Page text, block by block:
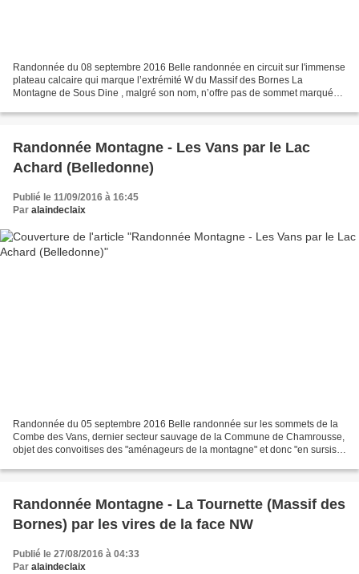
Randonnée du 08 septembre 2016 Belle randonnée en circuit sur l'immense
plateau calcaire qui marque l’extrémité W du Massif des Bornes La
Montagne de Sous Dine , malgré son nom, n’offre pas de sommet marqué
Randonnée Montagne - Les Vans par le Lac
Achard (Belledonne)
Publié le 11/09/2016 à 16:45
Par alaindeclaix
Randonnée du 05 septembre 2016 Belle randonnée sur les sommets de la
Combe des Vans, dernier secteur sauvage de la Commune de Chamrousse,
objet des convoitises des "aménageurs de la montagne" et donc "en sursis"
Randonnée Montagne - La Tournette (Massif des
Bornes) par les vires de la face NW
Publié le 27/08/2016 à 04:33
Par alaindeclaix